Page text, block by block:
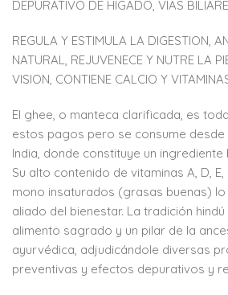
DEPURATIVO DE HIGADO, VIAS
REGULA Y ESTIMULA LA DIGESTION,
NATURAL, REJUVENECE Y NUTRE LA
VISION, CONTIENE CALCIO Y
El ghee, o manteca clarificada, es
estos pagos pero se consume desde
India, donde constituye un ingrediente
Su alto contenido de vitaminas A, D,
mono insaturados (grasas buenas) lo
aliado del bienestar. La tradición
alimento sagrado y un pilar de la
ayurvédica, adjudicándole diversas
preventivas y efectos depurativos y